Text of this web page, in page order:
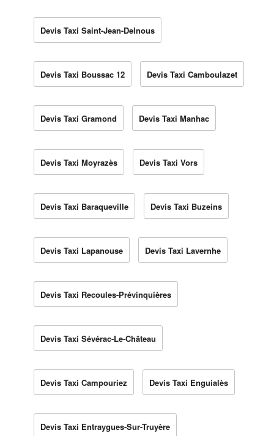
Devis Taxi Saint-Jean-Delnous
Devis Taxi Boussac 12 Devis Taxi Camboulazet
Devis Taxi Gramond Devis Taxi Manhac
Devis Taxi Moyrazès Devis Taxi Vors
Devis Taxi Baraqueville Devis Taxi Buzeins
Devis Taxi Lapanouse Devis Taxi Lavernhe
Devis Taxi Recoules-Prévinquières
Devis Taxi Sévérac-Le-Château
Devis Taxi Campouriez Devis Taxi Enguialès
Devis Taxi Entraygues-Sur-Truyère